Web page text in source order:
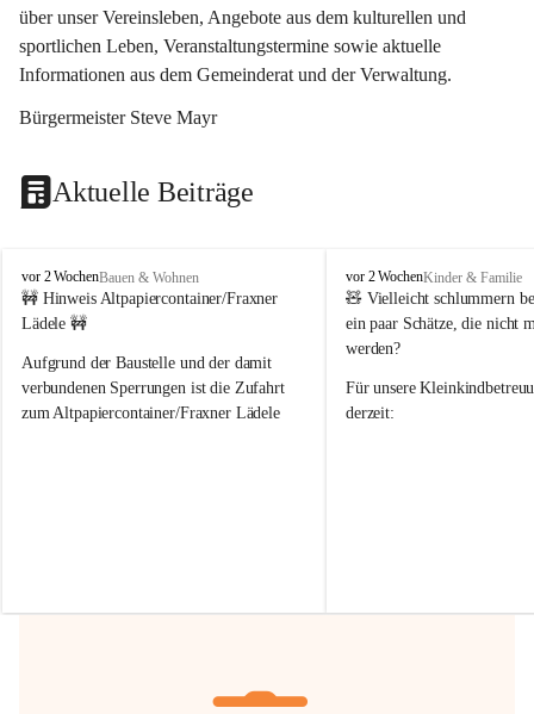
über unser Vereinsleben, Angebote aus dem kulturellen und
sportlichen Leben, Veranstaltungstermine sowie aktuelle
Informationen aus dem Gemeinderat und der Verwaltung.
Bürgermeister Steve Mayr
Aktuelle Beiträge
F
r
a
e
r
n
vor 2 WochenBauen & Wohnen
🚧 Hinweis Altpapiercontainer/Fraxner
Lädele 🚧
Aufgrund der Baustelle und der damit
verbundenen Sperrungen ist die Zufahrt
zum Altpapiercontainer/Fraxner Lädele
Hilfsbereitschaft!
F
r
a
x
r
n
vor 2 WochenKinder & Familie
🧸 Vielleicht schlummern
ein paar Schätze, die nicht
werden?
Für unsere
derzeit: